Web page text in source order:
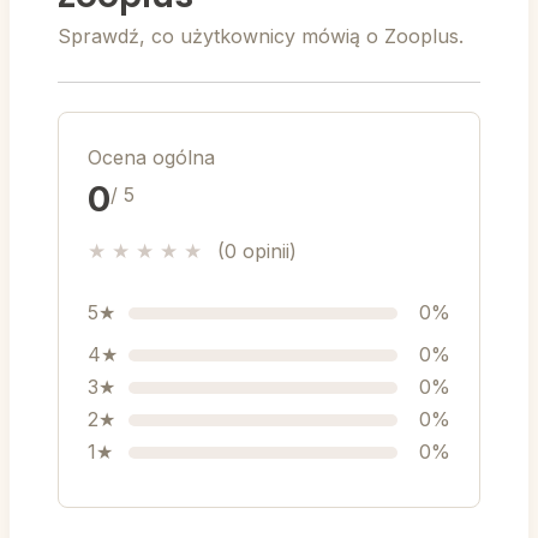
na darmowe produkty, karmy i zabawki z
Włącz zooplus Plan Oszczędnościowy:
Skorzystaj z opcji stałej zniżki
abonamentowej na wybrane karmy i
produkty, aby uzyskać dodatkowy rabat
przy każdym kolejnym zamówieniu.
Zooplus Black Friday -
Największe wyprzedaże
dla zwierząt
Coroczne wydarzenieZooplus Black Friday
Sprawdź, co użytkownicy mówią o Zooplus.
Ocena ogólna
0/ 5
★ ★ ★ ★ ★ (0 opinii)
5★
0%
4★
0%
3★
0%
2★
0%
1★
0%